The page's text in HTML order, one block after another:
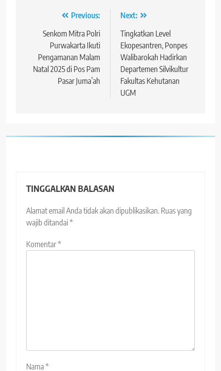
Navigasi Previous:
Senkom Mitra Polri
Purwakarta Ikuti
Pengamanan Malam
Natal 2025 di Pos Pam
Pasar Juma’ah
Next:
Tingkatkan Level
Ekopesantren, Ponpes
Walibarokah Hadirkan
Departemen Silvikultur
Fakultas Kehutanan
UGM
TINGGALKAN BALASAN
Alamat email Anda tidak akan dipublikasikan. Ruas yang
wajib ditandai*
Komentar*
Nama*